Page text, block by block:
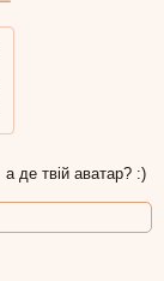
а де твій аватар? :)